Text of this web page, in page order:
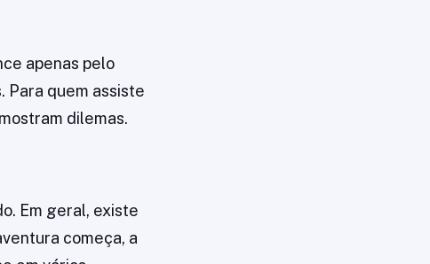
apenas pelo
Para quem assiste
dilemas.
Em geral, existe
começa, a